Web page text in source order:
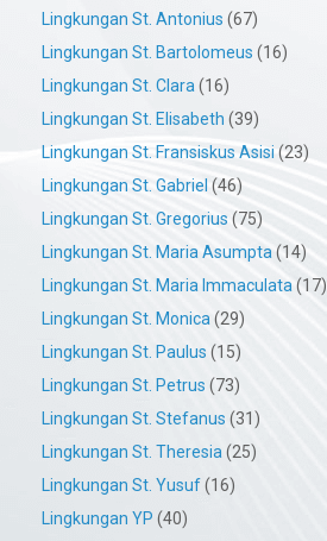
Lingkungan St. Antonius (67)
Lingkungan St. Bartolomeus (16)
Lingkungan St. Clara(16)
Lingkungan St. Elisabeth (39)
Lingkungan St. Fransiskus Asisi (23)
Lingkungan St. Gabriel (46)
Lingkungan St. Gregorius (75)
Lingkungan St. Maria Asumpta(14)
Lingkungan St. Maria Immaculata(17)
Lingkungan St. Monica(29)
Lingkungan St. Paulus (15)
Lingkungan St. Petrus (73)
Lingkungan St. Stefanus (31)
Lingkungan St. Theresia(25)
Lingkungan St. Yusuf(16)
Lingkungan YP (40)